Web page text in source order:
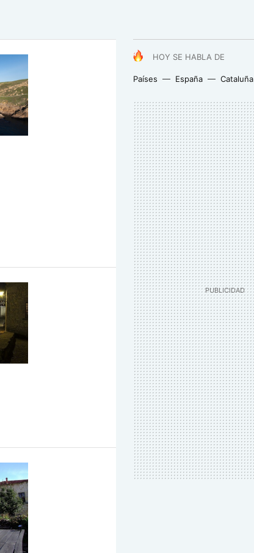
HOY SE HABLA DE
Países España Cataluña